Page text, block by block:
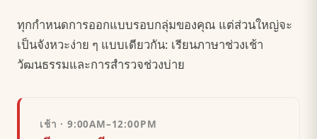
ทุกกำหนดการออกแบบรอบกลุ่มของคุณ แต่ส่วนใหญ่จะ
เป็นจังหวะง่าย ๆ แบบเดียวกัน: เรียนภาษาช่วงเช้า
วัฒนธรรมและการสำรวจช่วงบ่าย
เช้า · 9:00AM–12:00PM